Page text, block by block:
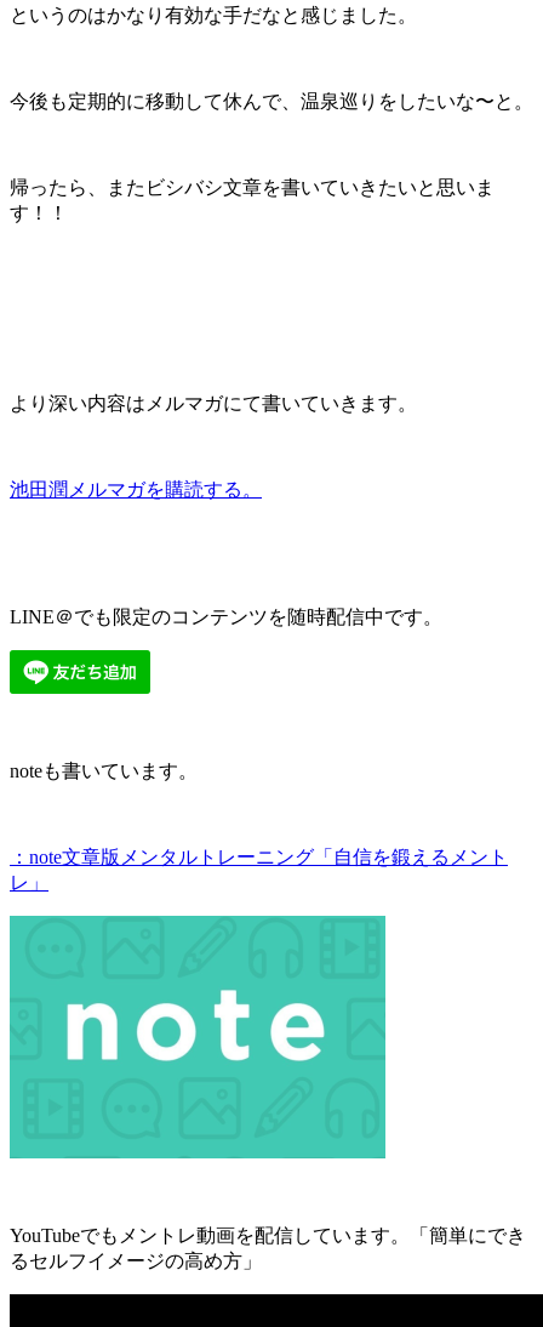
というのはかなり有効な手だなと感じました。
今後も定期的に移動して休んで、温泉巡りをしたいな〜と。
帰ったら、またビシバシ文章を書いていきたいと思いま
す！！
より深い内容はメルマガにて書いていきます。
池田潤メルマガを購読する。
LINE＠でも限定のコンテンツを随時配信中です。
noteも書いています。
：note文章版メンタルトレーニング「自信を鍛えるメント
レ」
YouTubeでもメントレ動画を配信しています。「簡単にでき
るセルフイメージの高め方」